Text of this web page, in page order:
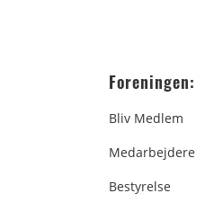
Foreningen:
Bliv Medlem
Medarbejdere
Bestyrelse